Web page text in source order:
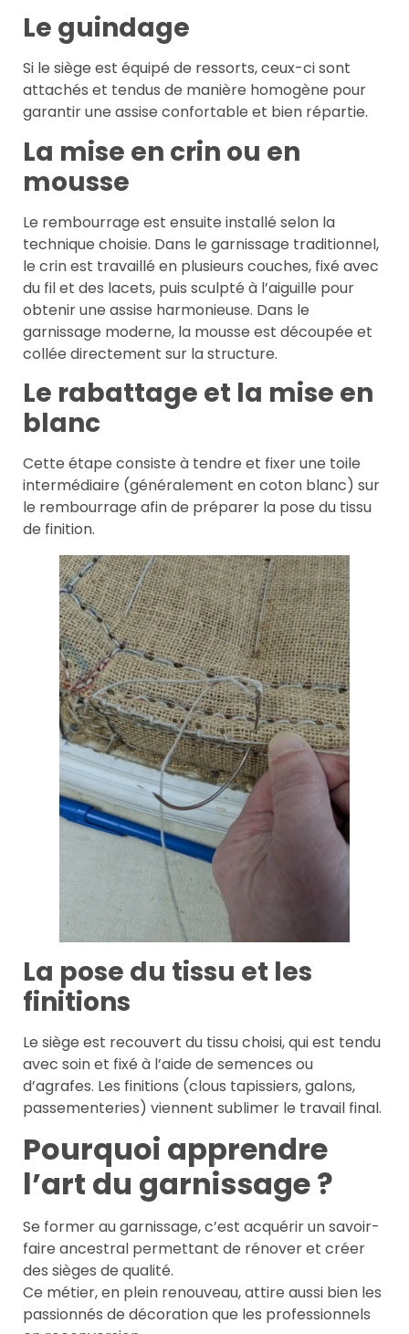
Le guindage
Si le siège est équipé de ressorts, ceux-ci sont
attachés et tendus de manière homogène pour
garantir une assise confortable et bien répartie.
La mise en crin ou en
mousse
Le rembourrage est ensuite installé selon la
technique choisie. Dans le garnissage traditionnel,
le crin est travaillé en plusieurs couches, fixé avec
du fil et des lacets, puis sculpté à l’aiguille pour
obtenir une assise harmonieuse. Dans le
garnissage moderne, la mousse est découpée et
collée directement sur la structure.
Le rabattage et la mise en
blanc
Cette étape consiste à tendre et fixer une toile
intermédiaire (généralement en coton blanc) sur
le rembourrage afin de préparer la pose du tissu
de finition.
La pose du tissu et les
finitions
Le siège est recouvert du tissu choisi, qui est tendu
avec soin et fixé à l’aide de semences ou
d’agrafes. Les finitions (clous tapissiers, galons,
passementeries) viennent sublimer le travail final.
Pourquoi apprendre
l’art du garnissage ?
Se former au garnissage, c’est acquérir un savoir-
faire ancestral permettant de rénover et créer
des sièges de qualité.
Ce métier, en plein renouveau, attire aussi bien les
passionnés de décoration que les professionnels